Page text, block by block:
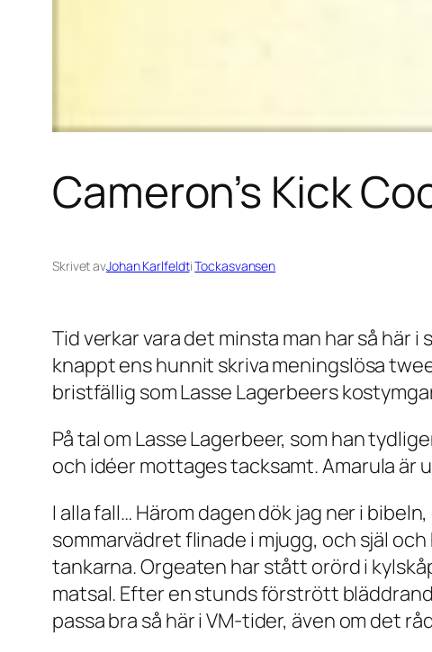
Cameron’s Kick
Skrivet avJohan KarlfeldtiTockasvansen
Tid verkar vara det minsta man har så
knappt ens hunnit skriva meningslösa
bristfällig som Lasse Lagerbeers
På tal om Lasse Lagerbeer, som han
och idéer mottages tacksamt. Amarula är
I alla fall… Härom dagen dök jag ner i
sommarvädret flinade i mjugg, och själ
tankarna. Orgeaten har stått orörd i
matsal. Efter en stunds förstrött
passa bra så här i VM-tider, även om det